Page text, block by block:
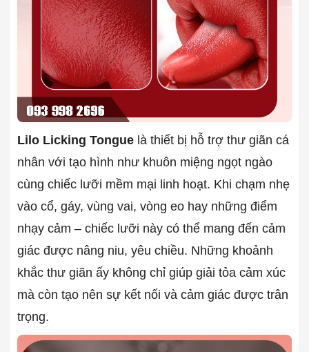
Lilo Licking Tongue là thiết bị hỗ trợ thư giãn cá
nhân với tạo hình như khuôn miệng ngọt ngào
cùng chiếc lưỡi mềm mại linh hoạt. Khi chạm nhẹ
vào cổ, gáy, vùng vai, vòng eo hay những điểm
nhạy cảm – chiếc lưỡi này có thể mang đến cảm
giác được nâng niu, yêu chiều. Những khoảnh
khắc thư giãn ấy không chỉ giúp giải tỏa cảm xúc
mà còn tạo nên sự kết nối và cảm giác được trân
trọng.